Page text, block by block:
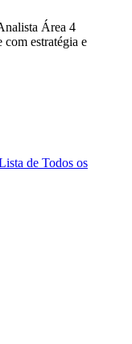
Área 4
com estratégia e
de Todos os